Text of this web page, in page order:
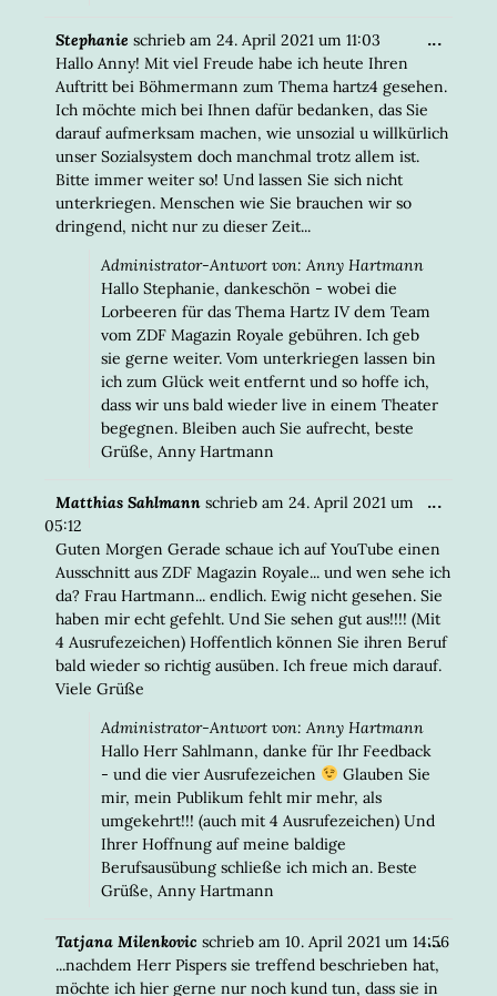
Stephanie schrieb am 24. April 2021 um 11:03
Hallo Anny! Mit viel Freude habe ich heute Ihren
Auftritt bei Böhmermann zum Thema hartz4 gesehen.
Ich möchte mich bei Ihnen dafür bedanken, das Sie
darauf aufmerksam machen, wie unsozial u willkürlich
unser Sozialsystem doch manchmal trotz allem ist.
Bitte immer weiter so! Und lassen Sie sich nicht
unterkriegen. Menschen wie Sie brauchen wir so
dringend, nicht nur zu dieser Zeit...
Administrator-Antwort von: Anny Hartmann
Hallo Stephanie, dankeschön - wobei die
Lorbeeren für das Thema Hartz IV dem Team
vom ZDF Magazin Royale gebühren. Ich geb
sie gerne weiter. Vom unterkriegen lassen bin
ich zum Glück weit entfernt und so hoffe ich,
dass wir uns bald wieder live in einem Theater
begegnen. Bleiben auch Sie aufrecht, beste
Grüße, Anny Hartmann
...DIESE
EIN-/
Matthias Sahlmann schrieb am 24. April 2021 um
05:12
Guten Morgen Gerade schaue ich auf YouTube einen
Ausschnitt aus ZDF Magazin Royale... und wen sehe ich
da? Frau Hartmann... endlich. Ewig nicht gesehen. Sie
haben mir echt gefehlt. Und Sie sehen gut aus!!!! (Mit
4 Ausrufezeichen) Hoffentlich können Sie ihren Beruf
bald wieder so richtig ausüben. Ich freue mich darauf.
Viele Grüße
Administrator-Antwort von: Anny Hartmann
Hallo Herr Sahlmann, danke für Ihr Feedback
- und die vier Ausrufezeichen
Glauben Sie
mir, mein Publikum fehlt mir mehr, als
umgekehrt!!! (auch mit 4 Ausrufezeichen) Und
Ihrer Hoffnung auf meine baldige
Berufsausübung schließe ich mich an. Beste
Grüße, Anny Hartmann
...DIESE
Tatjana Milenkovic schrieb am 10. April 2021 um 14:56
...nachdem Herr Pispers sie treffend beschrieben hat,
möchte ich hier gerne nur noch kund tun, dass sie in
...DIESE